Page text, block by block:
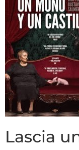
Lascia